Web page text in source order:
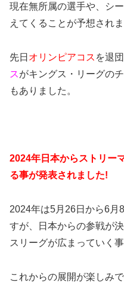
現在無所属の選手や、シ
えてくることが予想されま
先日 オリンピアコス を退
スがキングス・リーグの
もありました。
2024年日本からストリー
る事が発表されました!
2024年は5月26日から6月
すが、日本からの参戦が
スリーグが広まっていく
これからの展開が楽しみ